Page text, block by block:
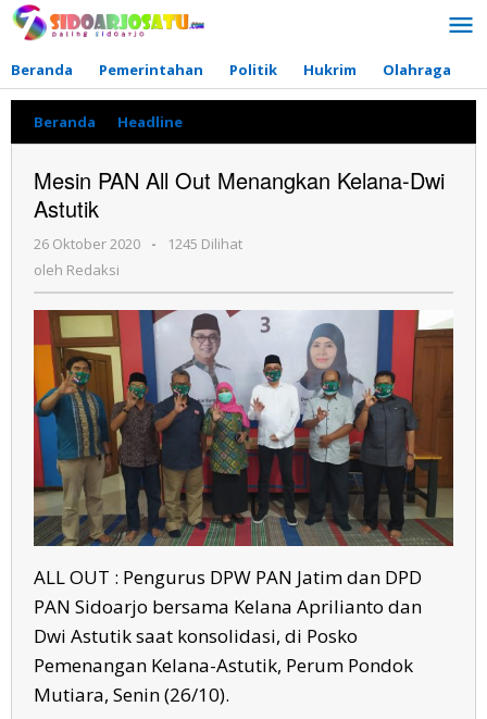
Lewati
ke
Beranda
Pemerintahan Politik Hukrim Olahraga
Beranda Headline
PAN
Out
Dwi
Mesin PAN All Out Menangkan Kelana-Dwi
Astutik
26 Oktober 2020
oleh
-
1245 Dilihat
oleh Redaksi
ALL OUT : Pengurus DPW PAN Jatim dan DPD
PAN Sidoarjo bersama Kelana Aprilianto dan
Dwi Astutik saat konsolidasi, di Posko
Pemenangan Kelana-Astutik, Perum Pondok
Mutiara, Senin (26/10).